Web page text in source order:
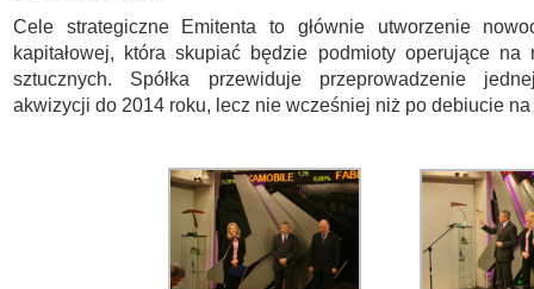
Cele strategiczne Emitenta to głównie utworzenie
kapitałowej, która skupiać będzie podmioty operujące na
sztucznych. Spółka przewiduje przeprowadzenie
akwizycji do 2014 roku, lecz nie wcześniej niż po debiucie